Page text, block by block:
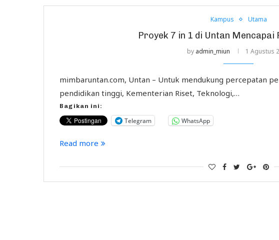
Kampus Utama
Proyek 7 in 1 di Untan Mencapai
by admin_miun 1 Agustus
mimbaruntan.com, Untan – Untuk mendukung percepatan
pendidikan tinggi, Kementerian Riset, Teknologi,…
Bagikan ini:
Telegram WhatsApp
Read more